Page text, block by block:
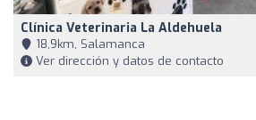
Clínica Veterinaria La Aldehuela
18,9km, Salamanca
Ver dirección y datos de contacto